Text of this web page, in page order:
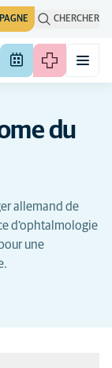
CHERCHER
du
allemand de
d'ophtalmologie
une